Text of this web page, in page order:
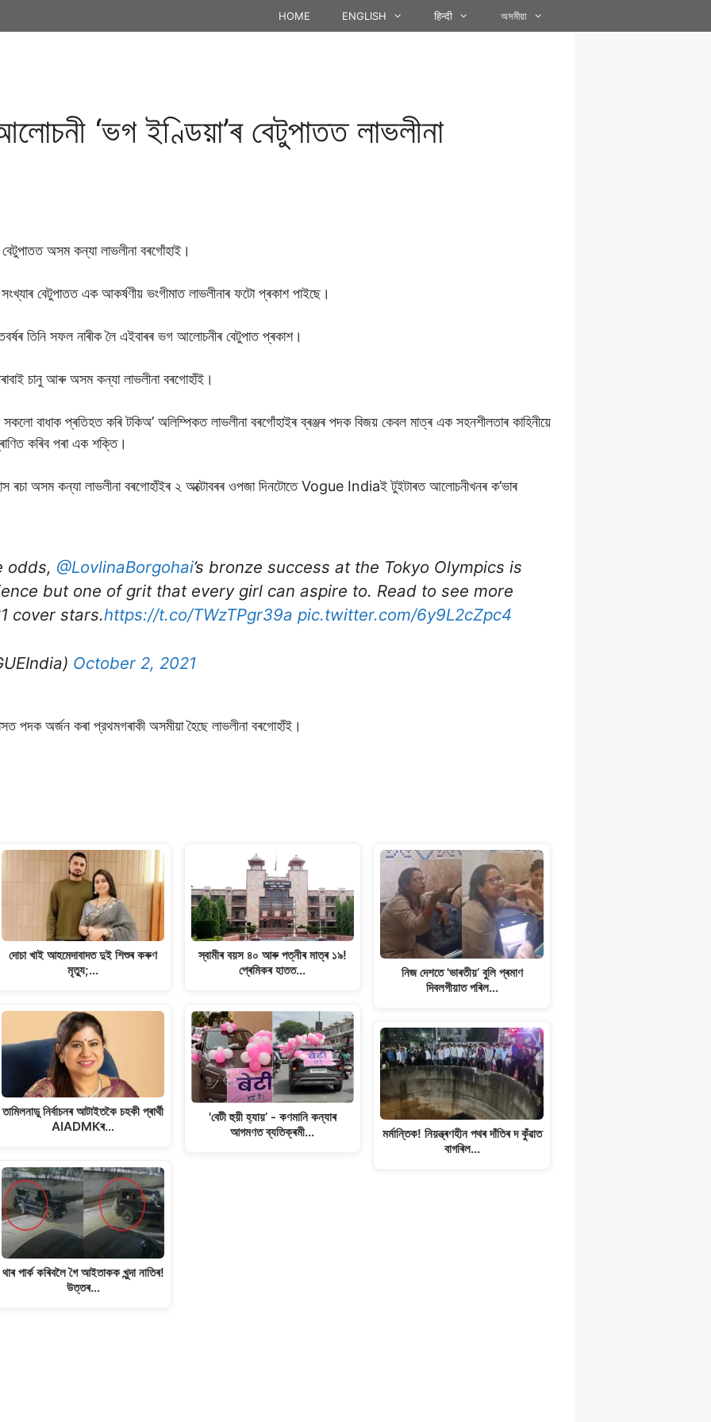
HOME ENGLISH हिन्दी অসমীয়া
‘ভগ ইণ্ডিয়া’ৰ বেটুপাতত লাভলীনা
অসম কন্যা লাভলীনা বৰগোঁহাই।
বেটুপাতত এক আকৰ্ষণীয় ভংগীমাত লাভলীনাৰ ফটো প্ৰকাশ পাইছে।
তিনি সফল নাৰীক লৈ এইবাৰৰ ভগ আলোচনীৰ বেটুপাত প্ৰকাশ।
চানু আৰু অসম কন্যা লাভলীনা বৰগোহাঁই।
বাধাক প্ৰতিহত কৰি টকিঅ’ অলিম্পিকত লাভলীনা বৰগোঁহাইৰ ব্ৰঞ্জৰ পদক বিজয় কেবল মাত্ৰ এক সহনশীলতাৰ কাহিনীয়ে
কৰিব পৰা এক শক্তি।
ৰচা অসম কন্যা লাভলীনা বৰগোহাঁইৰ ২ অক্টোবৰৰ ওপজা দিনটোতে Vogue Indiaই টুইটাৰত আলোচনীখনৰ ক’ভাৰ
odds, @LovlinaBorgohai’s bronze success at the Tokyo Olympics is
but one of grit that every girl can aspire to. Read to see more
cover stars.https://t.co/TWzTPgr39a pic.twitter.com/6y9L2cZpc4
October 2, 2021
পদক অর্জন কৰা প্রথমগৰাকী অসমীয়া হৈছে লাভলীনা বৰগোহাঁই।
e
দোচা খাই আহমেদাবাদত দুই শিশুৰ কৰুণ
মৃত্যু;…
তামিলনাডু নিৰ্বাচনৰ আটাইতকৈ চহকী প্ৰাৰ্থী
AIADMKৰ…
থাৰ পাৰ্ক কৰিবলৈ গৈ আইতাকক খুন্দা নাতিৰ!
উত্তৰ…
স্বামীৰ বয়স ৪০ আৰু পত্নীৰ মাত্ৰ ১৯!
প্ৰেমিকৰ হাতত…
'বেটী হুয়ী হ্যায়’ - কণমানি কন্যাৰ
আগমণত ব্যতিক্ৰমী…
নিজ দেশতে 'ভাৰতীয়’ বুলি প্ৰমাণ
দিবলগীয়াত পৰিল…
মৰ্মান্তিক! নিয়ন্ত্ৰণহীন পথৰ দাঁতিৰ দ কুঁৱাত
বাগৰিল…